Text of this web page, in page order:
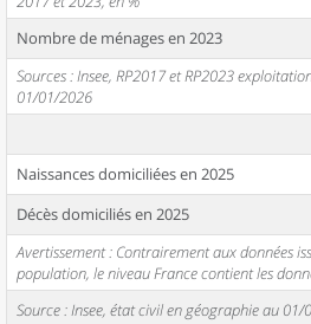
Nombre de ménages en 2023
Sources : Insee, RP2017 et RP2023
01/01/2026
Naissances domiciliées en 2025
Décès domiciliés en 2025
Avertissement : Contrairement aux données
population, le niveau France contient les
Source : Insee, état civil en géographie au